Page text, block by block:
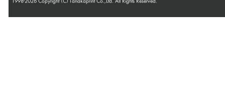
1998-2026 Copyright (C) Tanakaprint Co.,Ltd. All Rights Reserved.